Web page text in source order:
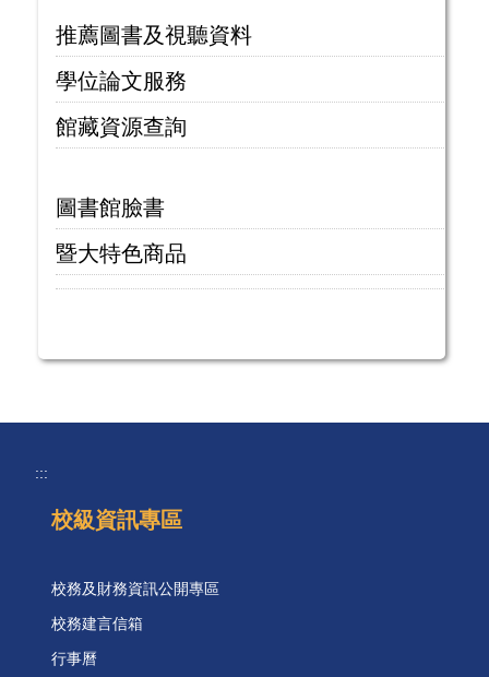
推薦圖書及視聽資料
學位論文服務
館藏資源查詢
圖書館臉書
暨大特色商品
:::
校級資訊專區
校務及財務資訊公開專區
校務建言信箱
行事曆